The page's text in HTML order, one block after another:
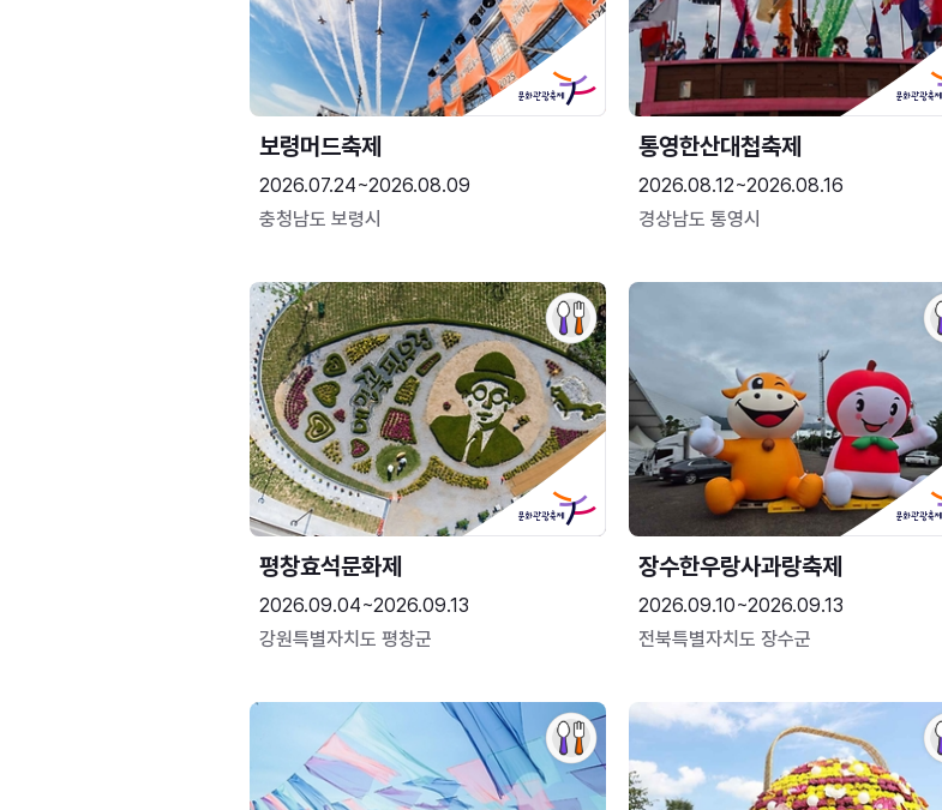
보령머드축제
2026.07.24~2026.08.09
충청남도 보령시
통영한산대첩축제
2026.08.12~2026.08.16
경상남도 통영시
평창효석문화제
2026.09.04~2026.09.13
강원특별자치도 평창군
장수한우랑사과랑축제
2026.09.10~2026.09.13
전북특별자치도 장수군